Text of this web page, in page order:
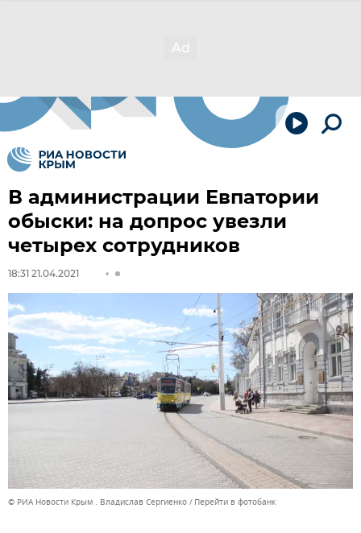
В администрации Евпатории
обыски: на допрос увезли
четырех сотрудников
18:31 21.04.2021
© РИА Новости Крым . Владислав Сергиенко Перейти в фотобанк